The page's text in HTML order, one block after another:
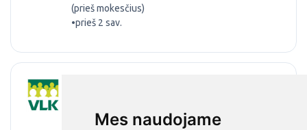
Mes naudojame
(prieš mokesčius)
•prieš 2 sav.
Valstybinė ligonių kasa prie Sveikatos apsaugos